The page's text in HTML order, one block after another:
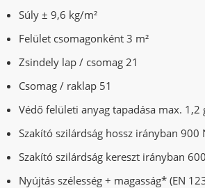
Súly ± 9,6 kg/m²
Felület csomagonként 3 m²
Zsindely lap / csomag 21
Csomag / raklap 51
Védő felületi anyag tapadása max. 1,2
Szakító szilárdság hossz irányban 900
Szakító szilárdság kereszt irányban
Nyújtás szélesség + magasság* (EN